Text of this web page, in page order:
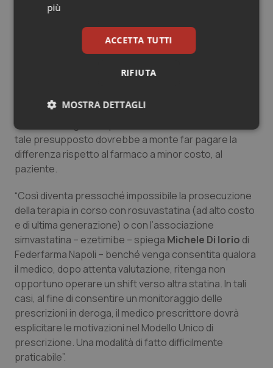
(allegato n. 2 del decreto).
fuori dalle liste di trasparenza Aifa ovvero di
statine o associazioni (Rosuvastatina, ezetimibe).
appropriatezza della ricetta in base al modello
cartaceo allegato in quanto in teoria, in mancanza di
tale presupposto dovrebbe a monte far pagare la
differenza rispetto al farmaco a minor costo, al
paziente.
“Così diventa pressoché impossibile la prosecuzione
della terapia in corso con rosuvastatina (ad alto costo
e di ultima generazione) o con l’associazione
simvastatina – ezetimibe – spiega Michele Di Iorio di
Federfarma Napoli – benché venga consentita qualora
il medico, dopo attenta valutazione, ritenga non
opportuno operare un shift verso altra statina. In tali
casi, al fine di consentire un monitoraggio delle
prescrizioni in deroga, il medico prescrittore dovrà
esplicitare le motivazioni nel Modello Unico di
prescrizione. Una modalità di fatto difficilmente
praticabile”.
più
ACCETTA TUTTI
RIFIUTA
MOSTRA DETTAGLI
Necessari Statistici Marketing
Necessari Statistici Marketing
I cookie necessari contribuiscono a rendere fruibile il
sito web abilitandone funzionalità di base quali la
navigazione sulle pagine e l'accesso alle aree
protette del sito. Il sito web non è in grado di
funzionare correttamente senza questi cookie.
Nome
Fornitore/Dominio
VISITOR_PRIVACY_METADATA
YouTube
.youtube.com